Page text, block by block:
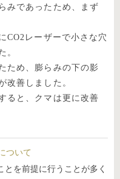
みであったため、まず
CO2レーザーで小さな穴
。
ため、膨らみの下の影
改善しました。
ると、クマは更に改善
ついて
を前提に行うことが多く